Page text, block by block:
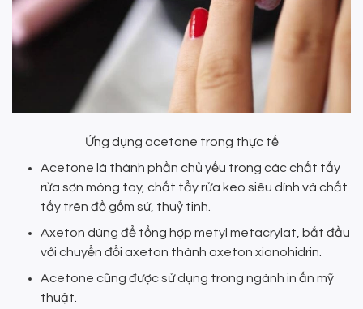
Ứng dụng acetone trong thực tế
Acetone là thành phần chủ yếu trong các chất tẩy
rửa sơn móng tay, chất tẩy rửa keo siêu dính và chất
tẩy trên đồ gốm sứ, thuỷ tinh.
Axeton dùng để tổng hợp metyl metacrylat, bắt đầu
với chuyển đổi axeton thành axeton xianohidrin.
Acetone cũng được sử dụng trong ngành in ấn mỹ
thuật.